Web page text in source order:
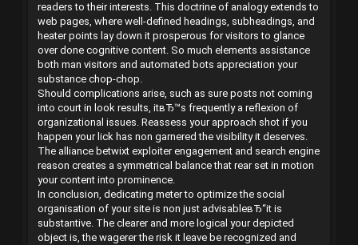
readers to their interests. This doctrine of analogy extends to
web pages, where well-defined headings, subheadings, and
heater points lay down it prosperous for visitors to glance
over done cognitive content. So much elements assistance
both man visitors and automated bots appreciation your
substance chop-chop.
Should complications arise, such as sure posts not coming
into court in look results, itвЂ™s frequently a reflexion of
organizational issues. Reassess your approach shot if you
happen your lick has non garnered the visibility it deserves.
The alliance betwixt exploiter engagement and search engine
reason creates a symmetrical balance that rear set in motion
your content into prominence.
In conclusion, dedicating meter to optimize the social
organisation of your site is non just advisableвЂ“it is
substantive. The clearer and more logical your depicted
object is, the wagerer the risk it leave be recognized and